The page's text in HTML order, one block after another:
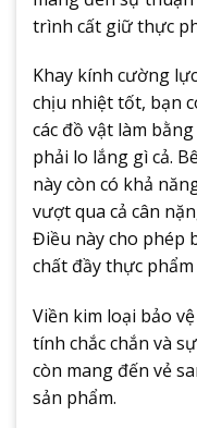
trình cất giữ thực
Khay kính cường
chịu nhiệt tốt, bạn
các đồ vật làm
phải lo lắng gì cả.
này còn có khả
vượt qua cả cân
Điều này cho phép
chất đầy thực
Viền kim loại bảo
tính chắc chắn và
còn mang đến vẻ
sản phẩm.